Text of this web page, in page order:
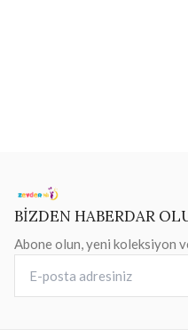
BİZDEN HABERDAR
Abone olun, yeni koleksiyon